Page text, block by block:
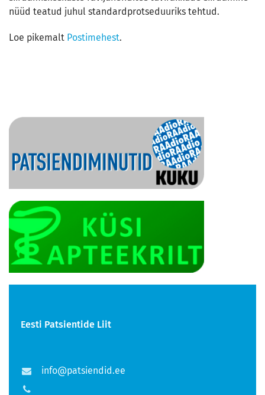
nüüd teatud juhul standardprotseduuriks tehtud.
Loe pikemalt Postimehest.
Eesti Patsientide Liit
info@patsiendid.ee